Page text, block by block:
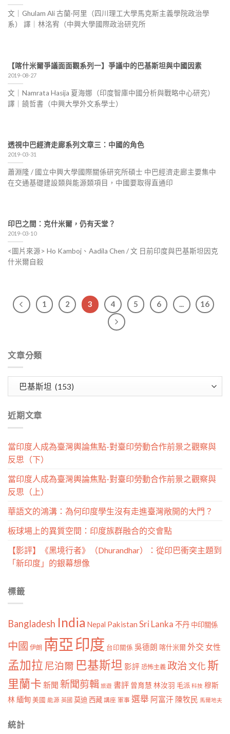
文｜Ghulam Ali 古蘭·阿里（四川理工大學馬克斯主義學院政治學
系） 譯｜林洺宥（中興大學國際政治研究所
【喀什米爾爭議面面觀系列一】爭議中的巴基斯坦與中國因素
2019-08-27
文｜Namrata Hasija 夏海娜（印度智庫中國分析與戰略中心研究）
譯｜饒哲書（中興大學外文系學士）
透視中巴經濟走廊系列文章三：中國的角色
2019-03-31
蕭淵隆 / 國立中興大學國際關係研究所碩士 中巴經濟走廊主要集中
在交通基礎建設類與能源類項目，中國要取得直通印
印巴之間：克什米爾，仍有天堂？
2019-03-10
<圖片來源> Ho Kamboj、Aadila Chen / 文 日前印度與巴基斯坦因克
什米爾自殺
1 2 3 4 5 6 ... 16
文章分類
類
近期文章
當印度人成為臺灣輿論焦點-對臺印勞動合作前景之觀察與
反思（下）
當印度人成為臺灣輿論焦點-對臺印勞動合作前景之觀察與
反思（上）
華語文的鴻溝：為何印度學生沒有走進臺灣敞開的大門？
板球場上的異質空間：印度族群融合的交會點
【影評】《黑境行者》（Dhurandhar）：從印巴衝突主題到
「新印度」的銀幕想像
標籤
Bangladesh India Nepal Pakistan Sri Lanka 不丹 中印關係
中國 伊朗 南亞印度 台印關係 吳德朗 喀什米爾外交 女性
孟加拉 尼泊爾 巴基斯坦 影評 恐怖主義 政治文化斯
里蘭卡 新聞 新聞剪輯 旅遊 書評 曾育慧 林汝羽 毛派 科技 穆斯
林 緬甸 美國 能源 英國 莫迪 西藏 講座 軍事 選舉 阿富汗 陳牧民 馬爾地夫
統計